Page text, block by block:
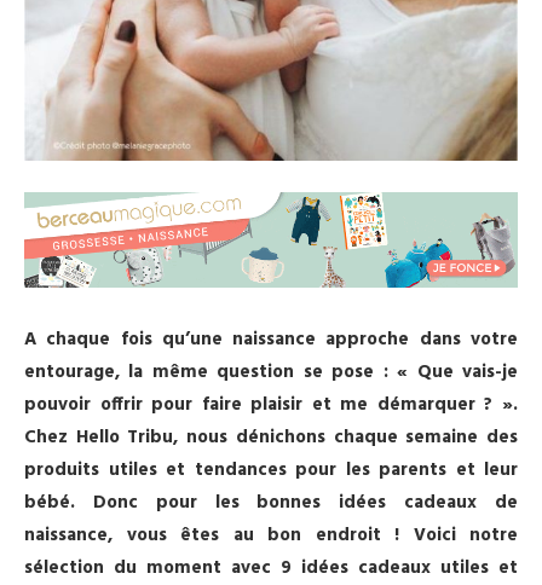
A chaque fois qu’une naissance approche dans votre
entourage, la même question se pose : « Que vais-je
pouvoir offrir pour faire plaisir et me démarquer ? ».
Chez Hello Tribu, nous dénichons chaque semaine des
produits utiles et tendances pour les parents et leur
bébé. Donc pour les bonnes idées cadeaux de
naissance, vous êtes au bon endroit ! Voici notre
sélection du moment avec 9 idées cadeaux utiles et